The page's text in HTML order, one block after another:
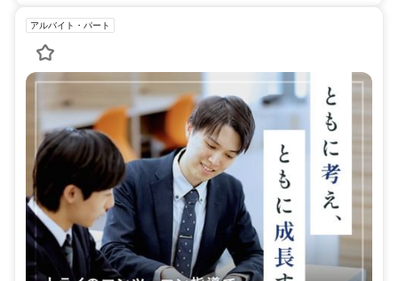
アルバイト・パート